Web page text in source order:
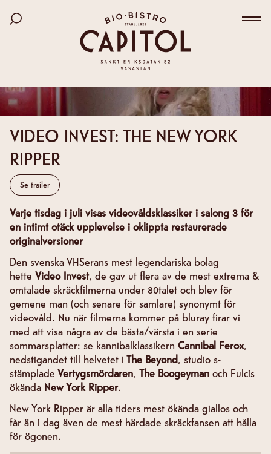
huvudinnehåll
Bio Capitol
Sök bland filmer
VIDEO INVEST: THE NEW YORK
RIPPER
Se trailer
Varje tisdag i juli visas videovåldsklassiker i salong 3 för
en intimt otäck upplevelse i oklippta restaurerade
originalversioner
Den svenska VHSerans mest legendariska bolag
hette Video Invest, de gav ut flera av de mest extrema &
omtalade skräckfilmerna under 80talet och blev för
gemene man (och senare för samlare) synonymt för
videovåld. Nu när filmerna kommer på bluray firar vi
med att visa några av de bästa/värsta i en serie
sommarsplatter: se kannibalklassikern Cannibal Ferox,
nedstigandet till helvetet i The Beyond, studio s-
stämplade Vertygsmördaren, The Boogeyman och Fulcis
ökända New York Ripper.
New York Ripper är alla tiders mest ökända giallos och
får än i dag även de mest härdade skräckfansen att hålla
för ögonen.